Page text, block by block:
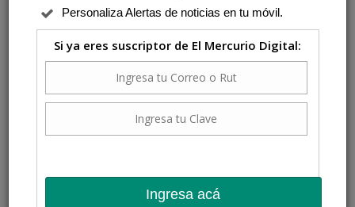
Personaliza Alertas de noticias en tu móvil.
Si ya eres suscriptor de El Mercurio Digital:
Ingresa acá